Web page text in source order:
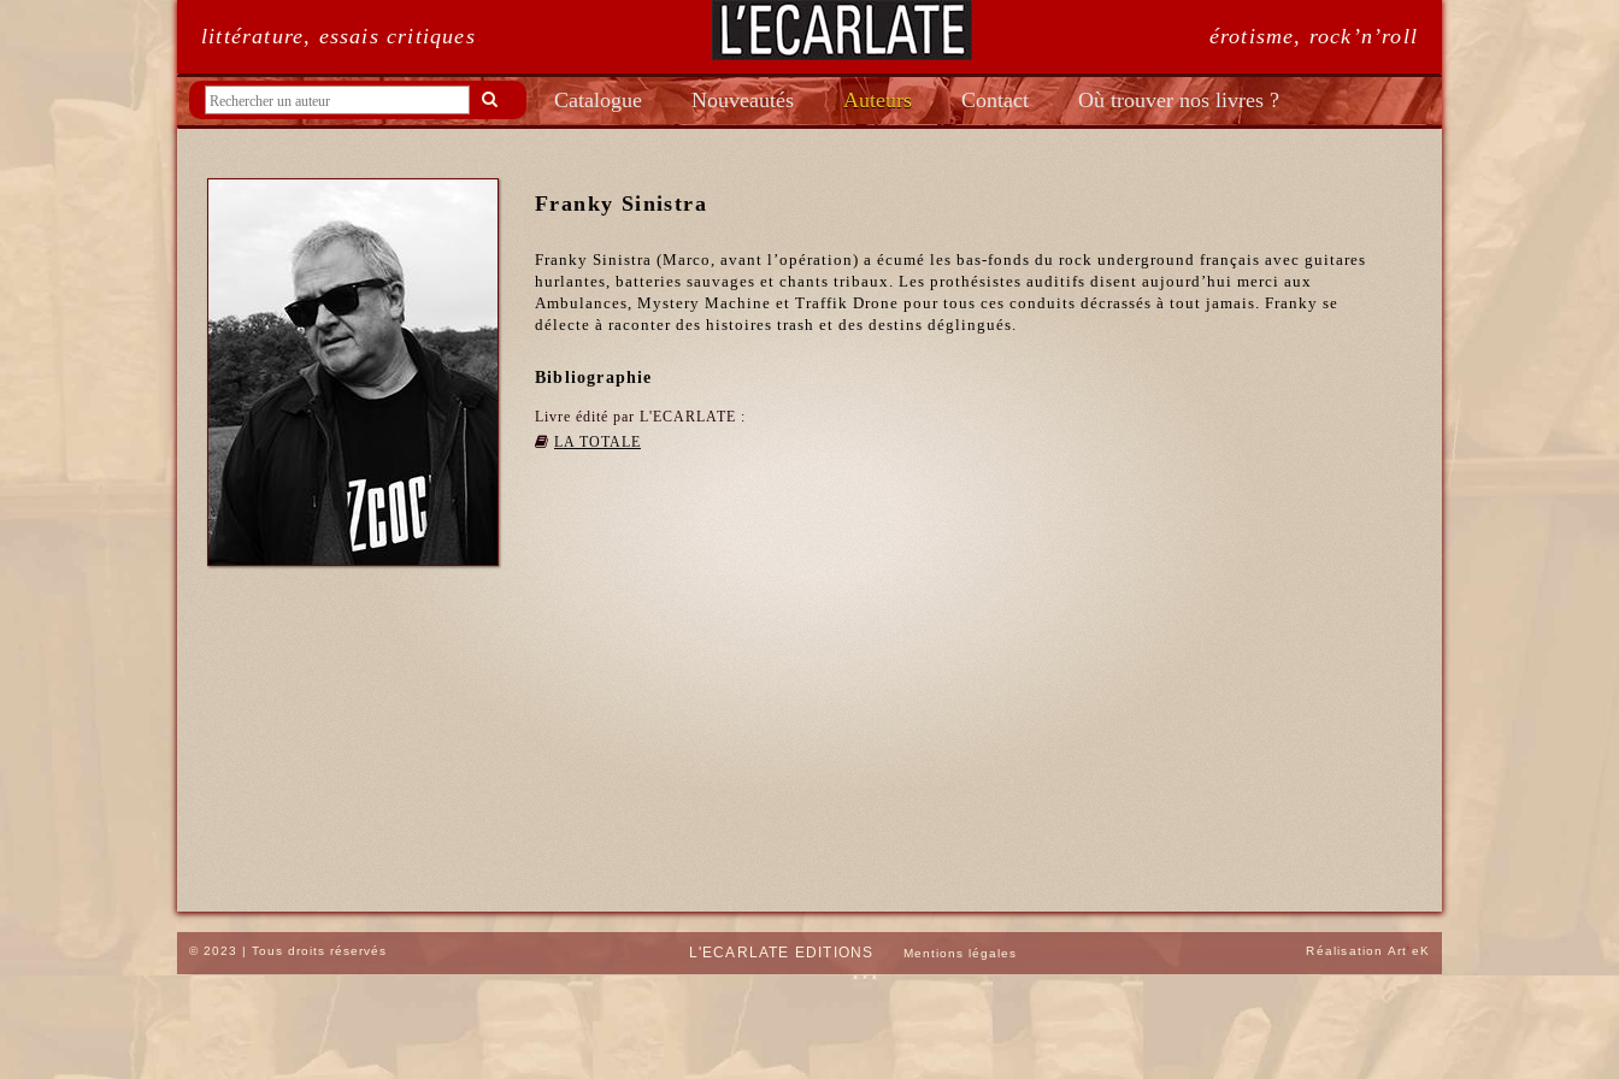
littérature, essais critiques érotisme, rock’n’roll
Catalogue Nouveautés Auteurs Contact Où trouver nos livres ?
Franky Sinistra
Franky Sinistra (Marco, avant l’opération) a écumé les bas-fonds du rock underground français avec guitares
hurlantes, batteries sauvages et chants tribaux. Les prothésistes auditifs disent aujourd’hui merci aux
Ambulances, Mystery Machine et Traffik Drone pour tous ces conduits décrassés à tout jamais. Franky se
délecte à raconter des histoires trash et des destins déglingués.
Bibliographie
Livre édité par L'ECARLATE :
LA TOTALE
© 2023 | Tous droits réservés L'ECARLATE EDITIONS Mentions légales Réalisation Art'eK